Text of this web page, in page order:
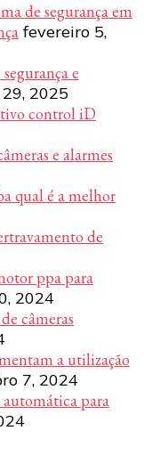
de segurança em
fevereiro 5,
e
2025
control iD
e alarmes
qual é a melhor
de
ppa para
2024
câmeras
a utilização
7, 2024
para